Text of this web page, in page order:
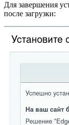
Для завершения
после загрузки: